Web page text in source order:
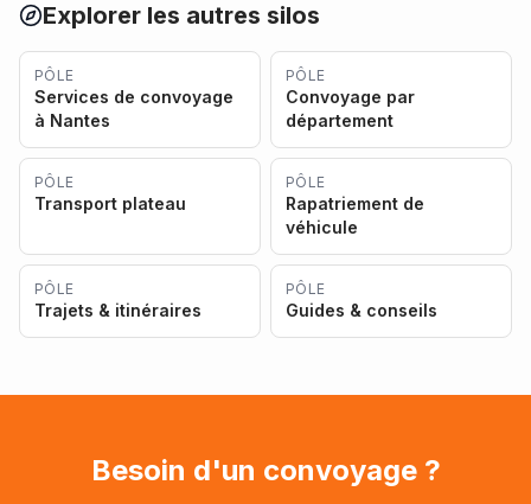
Explorer les autres silos
PÔLE
Services de convoyage
à Nantes
PÔLE
Convoyage par
département
PÔLE
Transport plateau
PÔLE
Rapatriement de
véhicule
PÔLE
Trajets & itinéraires
PÔLE
Guides & conseils
Besoin d'un convoyage ?